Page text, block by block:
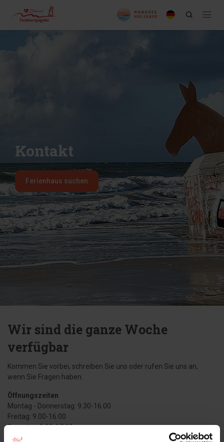
Kontakt
Ferienhaus suchen
Wir sind die ganze Woche
verfügbar
Kommen Sie vorbei, schreiben Sie uns oder rufen Sie uns an,
wenn Sie Fragen haben.
Öffnungszeiten
Montag - Donnerstag: 9.30-16.00
Freitag: 9.00-16.00
Samstag: 9.00-17.00
Sonntag: 9.30-13.00